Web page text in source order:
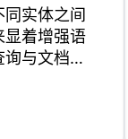
实体之间
显着增强语
与文档匹
后的上下